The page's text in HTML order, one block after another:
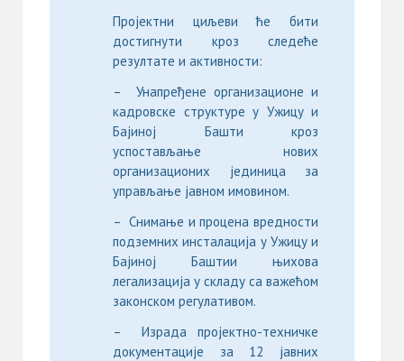
Пројектни циљеви ће бити
достигнути кроз следеће
резултате и активности:
– Унапређене организационе и
кадровске структуре у Ужицу и
Бајиној Башти кроз
успостављање нових
организационих јединица за
управљање јавном имовином.
– Снимање и процена вредности
подземних инсталација у Ужицу и
Бајиној Баштии њихова
легализација у складу са важећом
законском регулативом.
– Израда пројектно-техничке
документације за 12 јавних